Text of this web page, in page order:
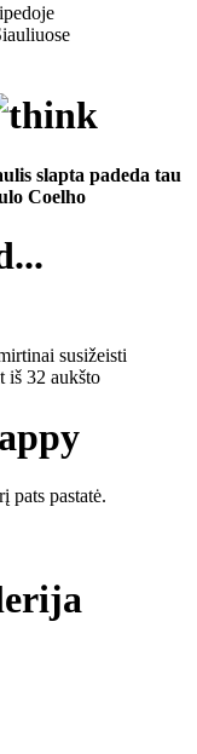
slapta padeda tau
Coelho
susižeisti
iš 32 aukšto
pats pastatė.